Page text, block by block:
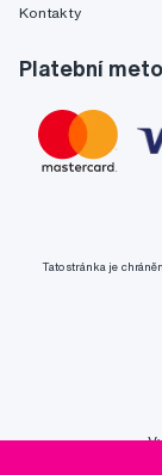
Kontakty
Platební
Tato stránka je